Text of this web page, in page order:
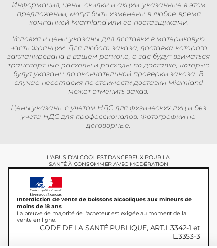
Информация, цены, скидки и акции, указанные в этом
предложении, могут быть изменены в любое время
компанией Miamland или ее поставщиками.
Условия и цены указаны для доставки в материковую
часть Франции. Для любого заказа, доставка которого
запланирована в вашем регионе, с вас будут взиматься
транспортные расходы и расходы по доставке, которые
будут указаны до окончательной проверки заказа. В
случае несогласия по стоимости доставки Miamland
может отменить заказ.
Цены указаны с учетом НДС для физических лиц и без
учета НДС для профессионалов. Фотографии не
договорные.
L'ABUS D'ALCOOL EST DANGEREUX POUR LA
SANTÉ À CONSOMMER AVEC MODÉRATION
Interdiction de vente de boissons alcooliques aux mineurs de
moins de 18 ans
La preuve de majorité de l'acheteur est exigée au moment de la
vente en ligne.
CODE DE LA SANTÉ PUBLIQUE, ART.L.3342-1 et
L.3353-3